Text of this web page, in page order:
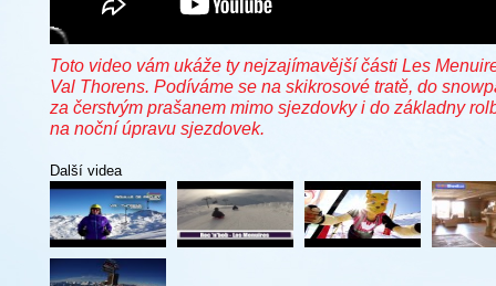
Toto video vám ukáže ty nejzajímavější části Les
Val Thorens. Podíváme se na skikrosové tratě, do
za čerstvým prašanem mimo sjezdovky i do základny
na noční úpravu sjezdovek.
Další videa